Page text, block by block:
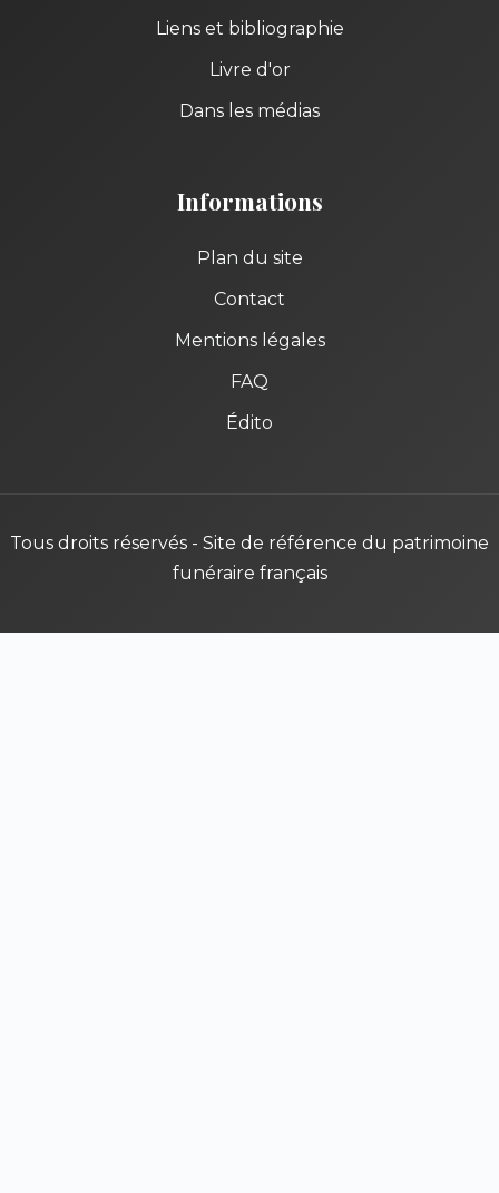
Liens et bibliographie
Livre d'or
Dans les médias
Informations
Plan du site
Contact
Mentions légales
FAQ
Édito
Tous droits réservés - Site de référence du patrimoine
funéraire français